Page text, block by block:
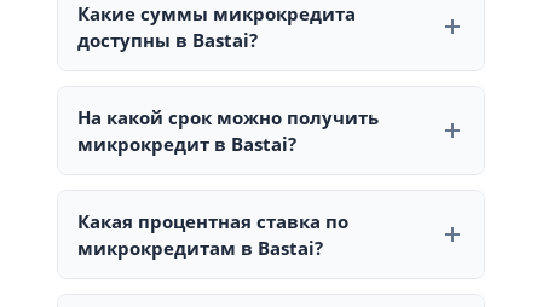
Какие суммы микрокредита
доступны в Bastai?
В Bastai можно оформить микрокредит на сумму
от 300 000 до 1 000 000 тенге. Для новых клиентов
доступная сумма может быть ниже.
На какой срок можно получить
микрокредит в Bastai?
Срок погашения займа составляет от 6 до 24
месяцев. Первый микрокредит, как правило, не
предоставляется на максимальный срок.
Какая процентная ставка по
микрокредитам в Bastai?
На сайте Bastai указана ставка от 27% до 45%